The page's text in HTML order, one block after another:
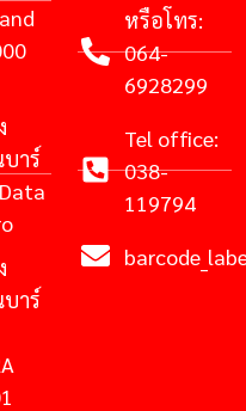
าร์
าร์
หรือโทร:
064-
6928299
Tel office:
038-
119794